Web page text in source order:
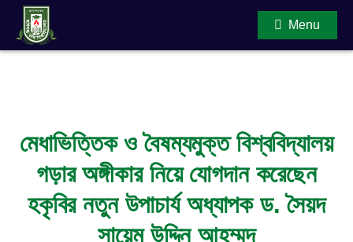
Menu
মেধাভিত্তিক ও বৈষম্যমুক্ত বিশ্ববিদ্যালয়
গড়ার অঙ্গীকার নিয়ে যোগদান করেছেন
হকৃবির নতুন উপাচার্য অধ্যাপক ড. সৈয়দ
সায়েম উদ্দিন আহম্মদ